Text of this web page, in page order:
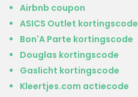
Airbnb coupon
ASICS Outlet kortingscode
Bon'A Parte kortingscode
Douglas kortingscode
Gaslicht kortingscode
Kleertjes.com actiecode